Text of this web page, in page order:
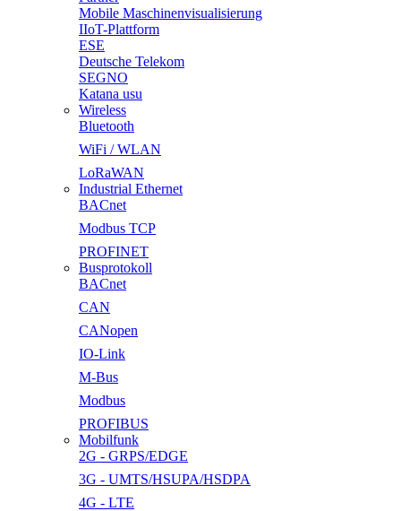
Mobile Maschinenvisualisierung
IIoT-Plattform
ESE
Deutsche Telekom
SEGNO
Katana usu
Wireless
Bluetooth
WiFi / WLAN
LoRaWAN
Industrial Ethernet
BACnet
Modbus TCP
PROFINET
Busprotokoll
BACnet
CAN
CANopen
IO-Link
M-Bus
Modbus
PROFIBUS
Mobilfunk
2G - GRPS/EDGE
3G - UMTS/HSUPA/HSDPA
4G - LTE